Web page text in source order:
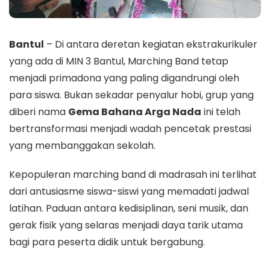
Bantul – Di antara deretan kegiatan ekstrakurikuler
yang ada di MIN 3 Bantul, Marching Band tetap
menjadi primadona yang paling digandrungi oleh
para siswa. Bukan sekadar penyalur hobi, grup yang
diberi nama Gema Bahana Arga Nada ini telah
bertransformasi menjadi wadah pencetak prestasi
yang membanggakan sekolah.
​Kepopuleran marching band di madrasah ini terlihat
dari antusiasme siswa-siswi yang memadati jadwal
latihan. Paduan antara kedisiplinan, seni musik, dan
gerak fisik yang selaras menjadi daya tarik utama
bagi para peserta didik untuk bergabung.